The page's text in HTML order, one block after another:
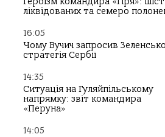
ліквідованих та семеро
16:05
Чому Вучич запросив
стратегія Сербії
14:35
Ситуація на Гуляйпільському
напрямку: звіт командира
«Перуна»
14:05